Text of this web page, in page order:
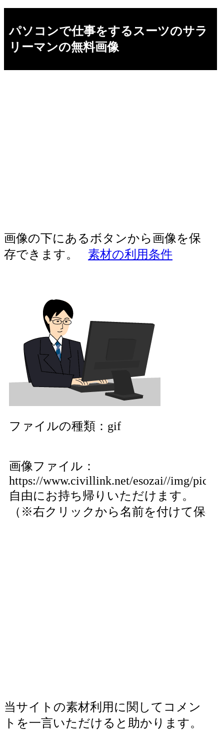
パソコンで仕事をするスーツのサラ
リーマンの無料画像
画像の下にあるボタンから画像を保
存できます。
素材の利用条件
ファイルの種類：gif
画像ファイル：
https://www.civillink.net/esozai//img/
自由にお持ち帰りいただけます。
（※右クリックから名前を付けて保存
当サイトの素材利用に関してコメン
トを一言いただけると助かります。